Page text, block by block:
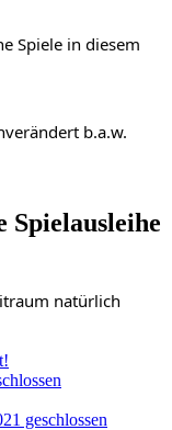
Spiele in diesem
b.a.w.
Spielausleihe
geschlossen